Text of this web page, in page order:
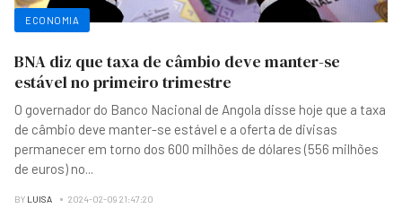
ECONOMIA
BNA diz que taxa de câmbio deve manter-se
estável no primeiro trimestre
O governador do Banco Nacional de Angola disse hoje que a taxa
de câmbio deve manter-se estável e a oferta de divisas
permanecer em torno dos 600 milhões de dólares (556 milhões
de euros) no...
BY LUISA 2024-02-09 21:47:20